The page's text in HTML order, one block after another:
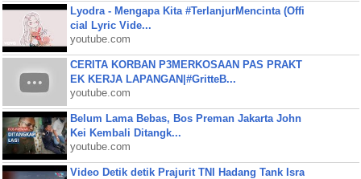
Lyodra - Mengapa Kita #TerlanjurMencinta (Offi
cial Lyric Vide...
youtube.com
CERITA KORBAN P3MERKOSAAN PAS PRAKT
EK KERJA LAPANGAN|#GritteB...
youtube.com
Belum Lama Bebas, Bos Preman Jakarta John
Kei Kembali Ditangk...
youtube.com
Video Detik detik Prajurit TNI Hadang Tank Isra